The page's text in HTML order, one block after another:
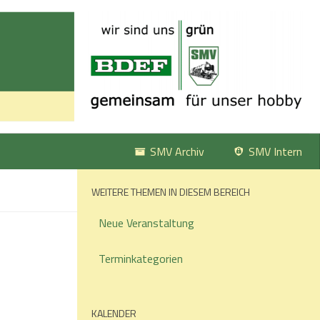
SMV Intern
SMV Archiv
WEITERE THEMEN IN DIESEM BEREICH
Neue Veranstaltung
Terminkategorien
KALENDER